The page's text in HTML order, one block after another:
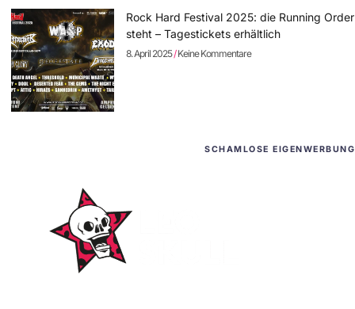
Rock Hard Festival 2025: die Running Order
steht – Tagestickets erhältlich
8. April 2025 Keine Kommentare
SCHAMLOSE EIGENWERBUNG